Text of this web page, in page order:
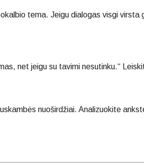
tema. Jeigu dialogas visgi
net jeigu su tavimi nesutinku.“
nuoširdžiai. Analizuokite